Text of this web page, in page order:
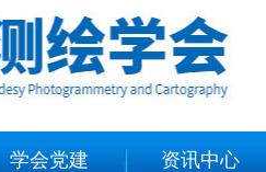
学会党建 资讯中心